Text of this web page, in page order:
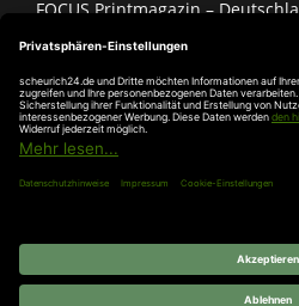
FOCUS Printmagazin –
Deutschland Test – Bester
FOCUS Money – Branchensieger
DIE WELT – Service-Champion
DIE WELT – Branchengewinner
Antriebe)